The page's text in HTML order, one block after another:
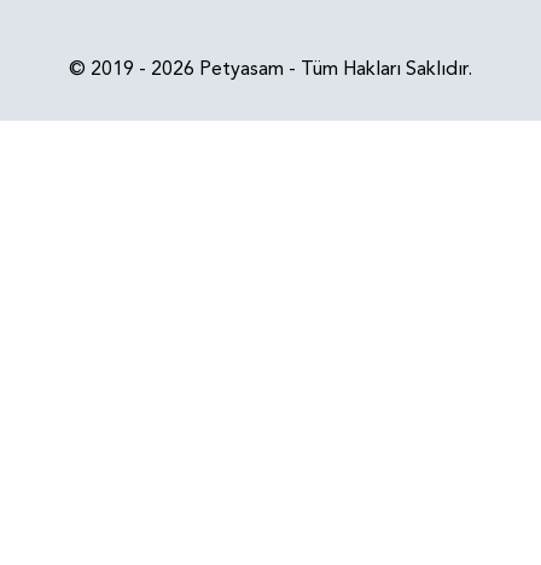
© 2019 - 2026 Petyasam - Tüm Hakları Saklıdır.